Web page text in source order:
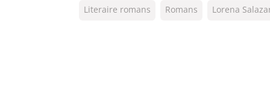
NUR:
302
Literaire romans Romans Lorena